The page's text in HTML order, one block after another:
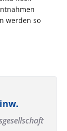
werden so